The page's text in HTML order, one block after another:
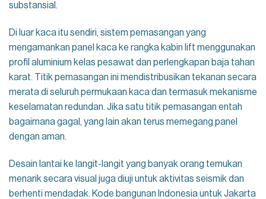
substansial.
Di luar kaca itu sendiri, sistem pemasangan yang
mengamankan panel kaca ke rangka kabin lift menggunakan
profil aluminium kelas pesawat dan perlengkapan baja tahan
karat. Titik pemasangan ini mendistribusikan tekanan secara
merata di seluruh permukaan kaca dan termasuk mekanisme
keselamatan redundan. Jika satu titik pemasangan entah
bagaimana gagal, yang lain akan terus memegang panel
dengan aman.
Desain lantai ke langit-langit yang banyak orang temukan
menarik secara visual juga diuji untuk aktivitas seismik dan
berhenti mendadak. Kode bangunan Indonesia untuk Jakarta